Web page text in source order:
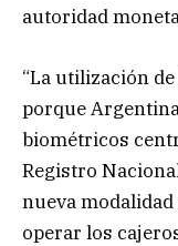
autoridad
“La utilización
porque
biométricos
Registro
nueva
operar los